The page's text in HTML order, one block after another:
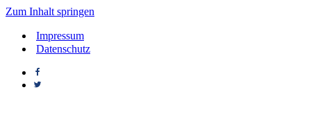
Zum Inhalt springen
Impressum
Datenschutz